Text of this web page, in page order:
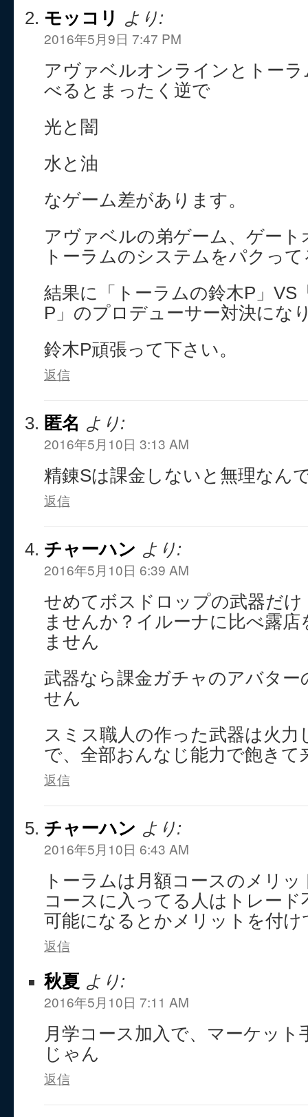
モッコリ より:
2016年5月9日 7:47 PM
アヴァベルオンラインとトー
べるとまったく逆で
光と闇
水と油
なゲーム差があります。
アヴァベルの弟ゲーム、ゲー
トーラムのシステムをパクっ
結果に「トーラムの鈴木P」VS
P」のプロデューサー対決にな
鈴木P頑張って下さい。
返信
匿名 より:
2016年5月10日 3:13 AM
精錬Sは課金しないと無理なん
返信
チャーハン より:
2016年5月10日 6:39 AM
せめてボスドロップの武器だ
ませんか？イルーナに比べ露
ません
武器なら課金ガチャのアバター
せん
スミス職人の作った武器は火
で、全部おんなじ能力で飽きて
返信
チャーハン より:
2016年5月10日 6:43 AM
トーラムは月額コースのメリ
コースに入ってる人はトレー
可能になるとかメリットを付け
返信
秋夏 より:
2016年5月10日 7:11 AM
月学コース加入で、マーケット
じゃん
返信